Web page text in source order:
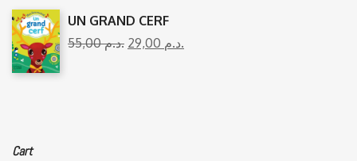
UN GRAND CERF
55,00
د.م. 29,00 د.م.
Cart